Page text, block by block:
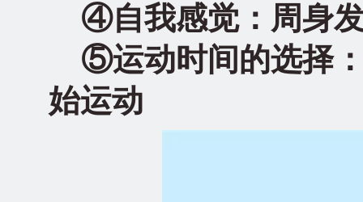
④自我感觉：周身发
⑤运动时间的选择：
始运动